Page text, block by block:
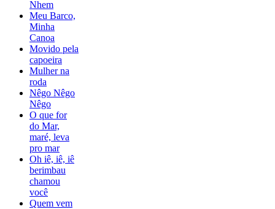
Nhem
Meu Barco,
Minha
Canoa
Movido pela
capoeira
Mulher na
roda
Nêgo Nêgo
Nêgo
O que for
do Mar,
maré, leva
pro mar
Oh iê, iê, iê
berimbau
chamou
você
Quem vem